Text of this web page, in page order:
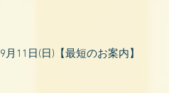
9月11日(日)【最短のお案内】